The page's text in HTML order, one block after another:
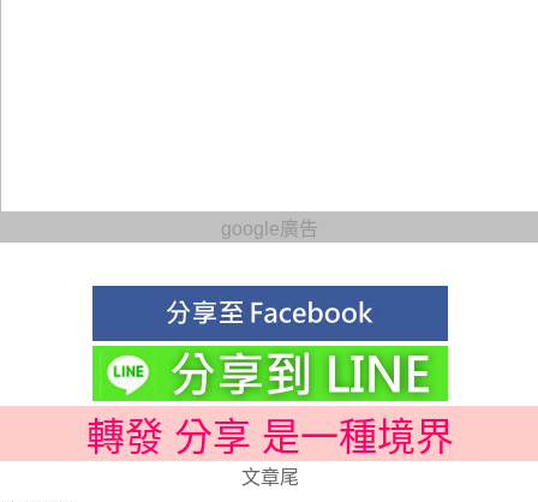
google廣告
轉發 分享 是一種境界
文章尾